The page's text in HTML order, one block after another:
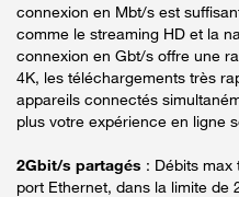
connexion en Mbt/s est
comme le streaming HD et la
connexion en Gbt/s offre une
4K, les téléchargements très
appareils connectés
plus votre expérience en ligne
2Gbit/s partagés : Débits max
port Ethernet, dans la limite de